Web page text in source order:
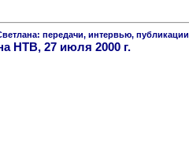
передачи, интервью, публикации
НТВ, 27 июля 2000 г.